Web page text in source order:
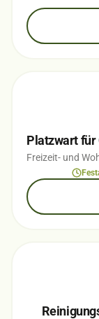
Freizeit- und